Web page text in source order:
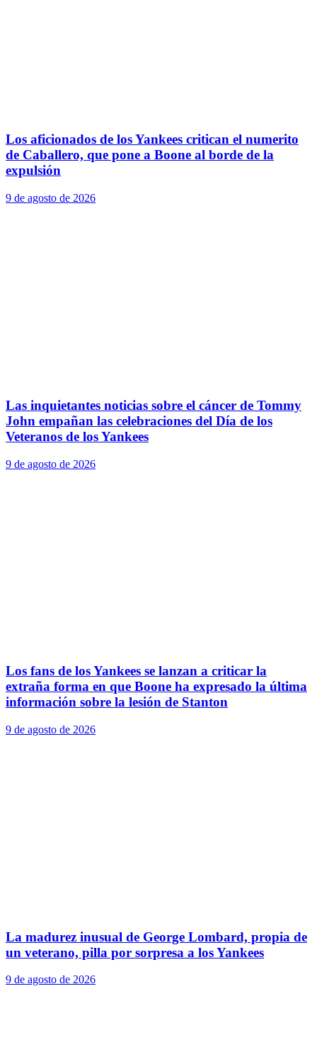
Los aficionados de los Yankees critican el numerito
de Caballero, que pone a Boone al borde de la
expulsión
9 de agosto de 2026
Las inquietantes noticias sobre el cáncer de Tommy
John empañan las celebraciones del Día de los
Veteranos de los Yankees
9 de agosto de 2026
Los fans de los Yankees se lanzan a criticar la
extraña forma en que Boone ha expresado la última
información sobre la lesión de Stanton
9 de agosto de 2026
La madurez inusual de George Lombard, propia de
un veterano, pilla por sorpresa a los Yankees
9 de agosto de 2026